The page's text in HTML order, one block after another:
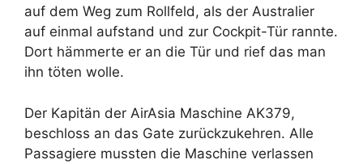
auf dem Weg zum Rollfeld, als der Australier
auf einmal aufstand und zur Cockpit-Tür rannte.
Dort hämmerte er an die Tür und rief das man
ihn töten wolle.
Der Kapitän der AirAsia Maschine AK379,
beschloss an das Gate zurückzukehren. Alle
Passagiere mussten die Maschine verlassen